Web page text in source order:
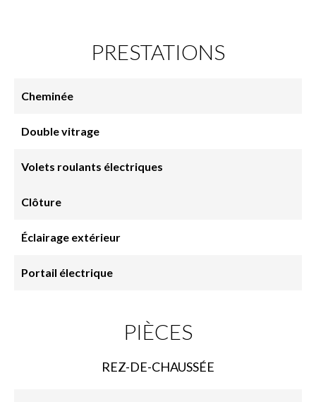
PRESTATIONS
Cheminée
Double vitrage
Volets roulants électriques
Clôture
Éclairage extérieur
Portail électrique
PIÈCES
REZ-DE-CHAUSSÉE